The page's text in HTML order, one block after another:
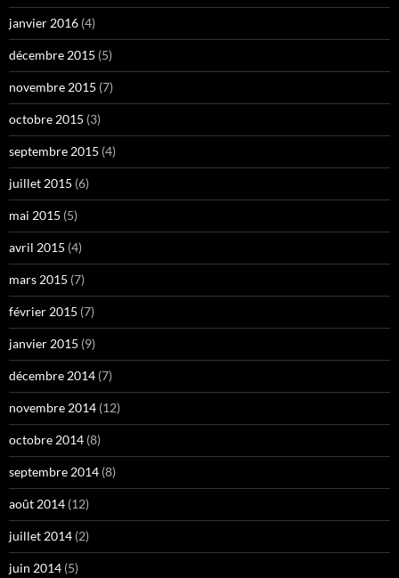
janvier 2016 (4)
décembre 2015 (5)
novembre 2015 (7)
octobre 2015 (3)
septembre 2015 (4)
juillet 2015 (6)
mai 2015 (5)
avril 2015 (4)
mars 2015 (7)
février 2015 (7)
janvier 2015 (9)
décembre 2014 (7)
novembre 2014 (12)
octobre 2014 (8)
septembre 2014 (8)
août 2014 (12)
juillet 2014 (2)
juin 2014 (5)